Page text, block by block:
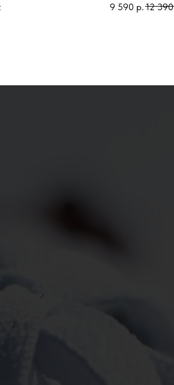
9 590 р.12 390